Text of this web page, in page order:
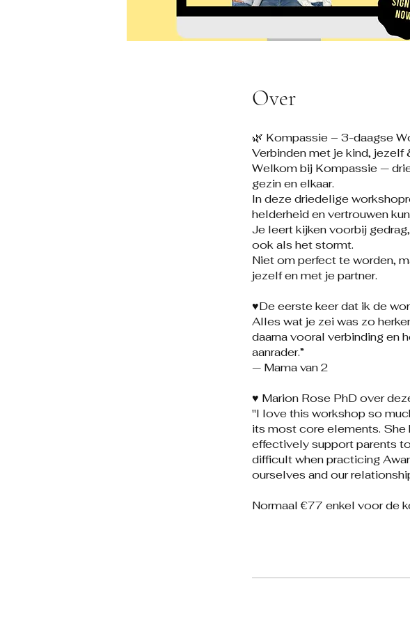
Over
🌿 Kompassie – 3-daagse
Verbinden met je kind, jezelf
Welkom bij Kompassie —
gezin en elkaar.
In deze driedelige
helderheid en vertrouwen
Je leert kijken voorbij
ook als het stormt.
Niet om perfect te worden,
jezelf en met je partner.
♥️De eerste keer dat ik de
Alles wat je zei was zo
daarna vooral verbinding en
aanrader.”
— Mama van 2
♥️ Marion Rose PhD over
"I love this workshop so
its most core elements. She
effectively support parents
difficult when practicing
ourselves and our
Normaal €77 enkel voor de